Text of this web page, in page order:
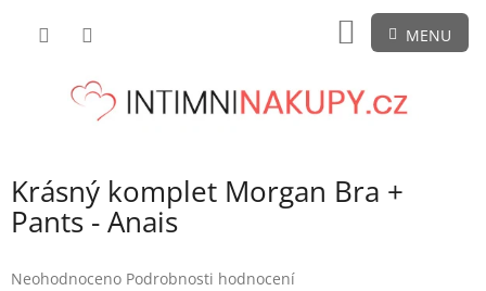
NÁKUPNÍ
KOŠÍK
Krásný komplet Morgan Bra +
Pants - Anais
Průměrné
Neohodnoceno Podrobnosti hodnocení